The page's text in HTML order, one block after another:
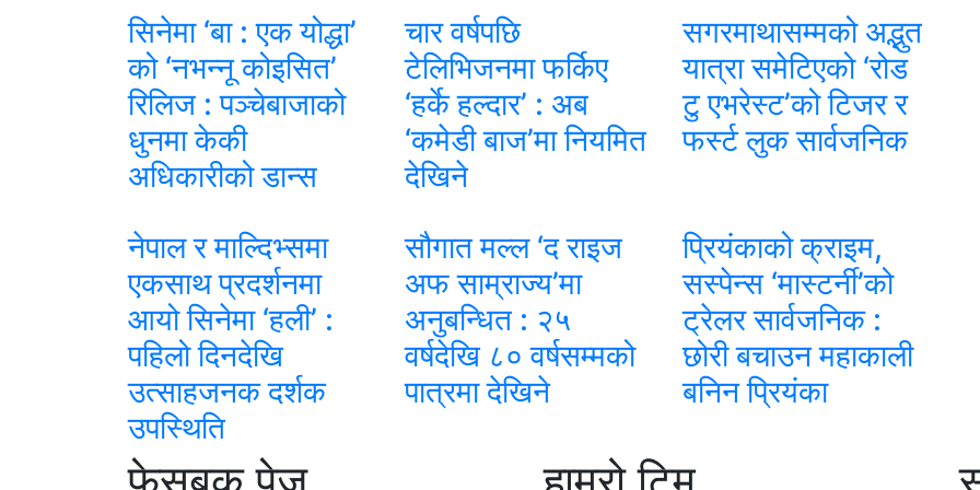
सिनेमा ‘बा : एक योद्धा’
को ‘नभन्नू कोइसित’
रिलिज : पञ्चेबाजाको
धुनमा केकी
अधिकारीको डान्स
चार वर्षपछि
टेलिभिजनमा फर्किए
‘हर्के हल्दार’ : अब
‘कमेडी बाज’मा नियमित
देखिने
सगरमाथासम्मको अद्भुत
यात्रा समेटिएको ‘रोड
टु एभरेस्ट’को टिजर र
फर्स्ट लुक सार्वजनिक
नेपाल र माल्दिभ्समा
एकसाथ प्रदर्शनमा
आयो सिनेमा ‘हली’ :
पहिलो दिनदेखि
उत्साहजनक दर्शक
उपस्थिति
सौगात मल्ल ‘द राइज
अफ साम्राज्य’मा
अनुबन्धित : २५
वर्षदेखि ८० वर्षसम्मको
पात्रमा देखिने
प्रियंकाको क्राइम,
सस्पेन्स ‘मास्टर्नी’को
ट्रेलर सार्वजनिक :
छोरी बचाउन महाकाली
बनिन प्रियंका